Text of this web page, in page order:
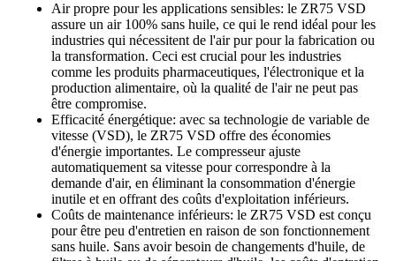
Air propre pour les applications sensibles: le ZR75 VSD
assure un air 100% sans huile, ce qui le rend idéal pour les
industries qui nécessitent de l'air pur pour la fabrication ou
la transformation. Ceci est crucial pour les industries
comme les produits pharmaceutiques, l'électronique et la
production alimentaire, où la qualité de l'air ne peut pas
être compromise.
Efficacité énergétique: avec sa technologie de variable de
vitesse (VSD), le ZR75 VSD offre des économies
d'énergie importantes. Le compresseur ajuste
automatiquement sa vitesse pour correspondre à la
demande d'air, en éliminant la consommation d'énergie
inutile et en offrant des coûts d'exploitation inférieurs.
Coûts de maintenance inférieurs: le ZR75 VSD est conçu
pour être peu d'entretien en raison de son fonctionnement
sans huile. Sans avoir besoin de changements d'huile, de